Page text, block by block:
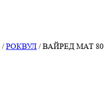
/РОКВУЛ /ВАЙРЕД МАТ 80